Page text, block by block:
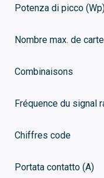
Potenza di picco
Nombre max. de
Combinaisons
Fréquence du signal
Chiffres code
Portata contatto (A)